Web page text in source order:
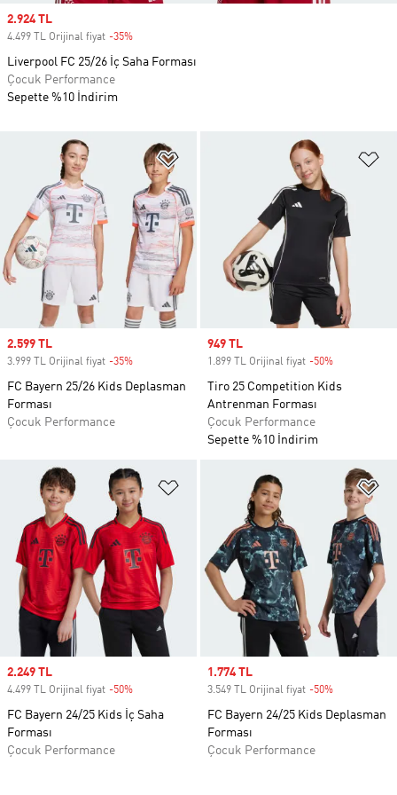
Favori Listesine Ekle
Sale price
2.599 TL
3.999 TL Orijinal fiyat -35%
FC Bayern 25/26 Kids Deplasman
Forması
Çocuk Performance
Sale price
949 TL
1.899 TL Orijinal fiyat -50%
Tiro 25 Competition Kids
Antrenman Forması
Çocuk Performance
Sepette %10 İndirim
Favori Listesine Ekle
Sale price
2.249 TL
4.499 TL Orijinal fiyat -50%
FC Bayern 24/25 Kids İç Saha
Forması
Çocuk Performance
Sale price
1.774 TL
3.549 TL Orijinal fiyat -50%
FC Bayern 24/25 Kids Deplasman
Forması
Çocuk Performance
Sale price
2.924 TL
4.499 TL Orijinal fiyat -35%
Liverpool FC 25/26 İç Saha Forması
Çocuk Performance
Sepette %10 İndirim